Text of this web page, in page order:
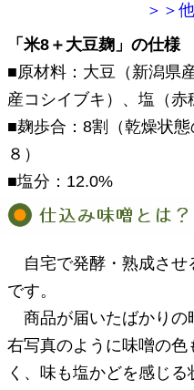
＞＞
「米8＋大豆麹」の仕様
■原材料：大豆（新潟県
産コシイブキ）、塩（赤
■麹歩合：8割（乾燥状
８）
■塩分：12.0%
自宅で発酵・熟成させ
です。
商品が届いたばかりの
右写真のように味噌の色
く、味も塩かどを感じる